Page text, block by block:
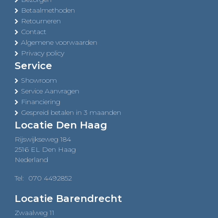
Betaalmethoden
Retourneren
Contact
Algemene voorwaarden
Privacy policy
Service
Showroom
Service Aanvragen
Financiering
Gespreid betalen in 3 maanden
Locatie Den Haag
Rijswijkseweg 184
2516 EL Den Haag
Nederland
Tel: 070 4492852
Locatie Barendrecht
Zwaalweg 11